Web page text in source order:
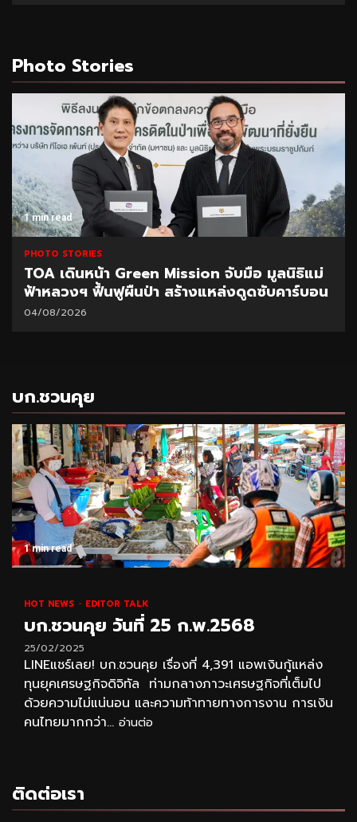
Photo Stories
มูลนิธิแม่
บคาร์บอน
1 min read
CEO นำทีมผู้บริหาร BAM ลุยพื้นที่สำ
มอบนโยบายเร่งบริหารหนี้ – จำหน่า
บก.ชวนคุย
1 min read
HOT NEWS EDITOR TALK
บก.ชวนคุย วันที่ 25 ก.พ.2568
25/02/2025
LINEแชร์เลย! บก.ชวนคุย เรื่องที่ 4,391 แอพเงินกู้แหล่ง
ทุนยุคเศรษฐกิจดิจิทัล ท่ามกลางภาวะเศรษฐกิจที่เต็มไป
ด้วยความไม่แน่นอน และความท้าทายทางการงาน การเงิน
คนไทยมากกว่า... อ่านต่อ
ติดต่อเรา